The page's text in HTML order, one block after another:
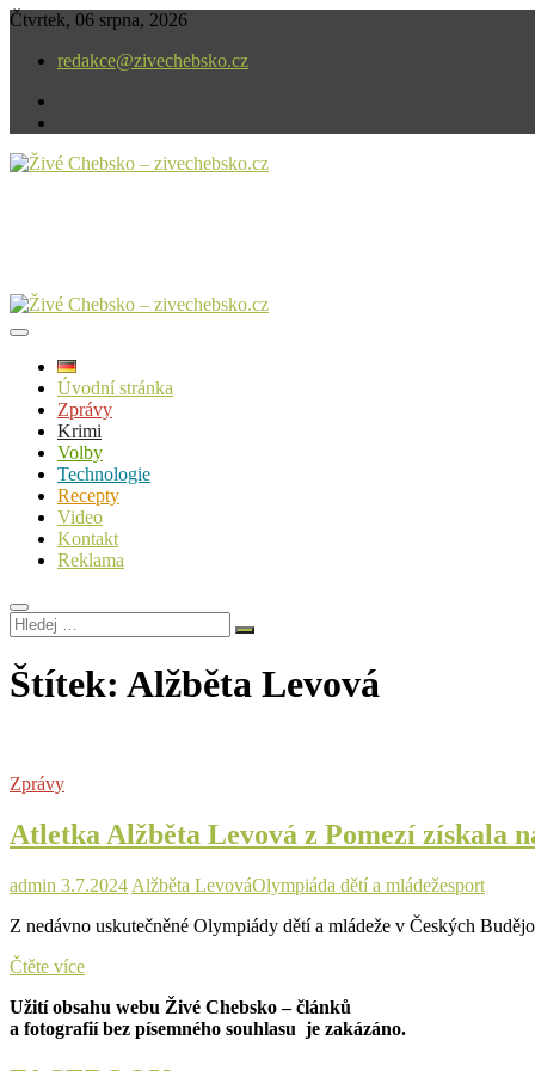
Skip
content
Čtvrtek, 06 srpna, 2026
redakce@zivechebsko.cz
Úvodní stránka
Zprávy
Krimi
Volby
Technologie
Recepty
Video
Kontakt
Reklama
Hledej
…
Štítek: Alžběta Levová
Zprávy
Atletka Alžběta Levová z Pomezí získala
admin 3.7.2024 Alžběta LevováOlympiáda dětí a mládežesport
Z nedávno uskutečněné Olympiády dětí a mládeže v Českých
Čtěte víceAtletka
Levová
z
Užití obsahu webu Živé Chebsko – článků
a fotografií bez písemného souhlasu je zakázáno.